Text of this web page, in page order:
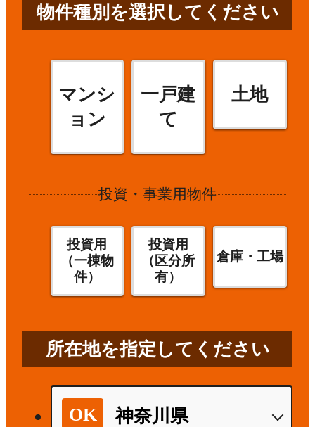
物件種別を選択してください
マンシ
ョン
一戸建
て
土地
投資・事業用物件
投資用
（一棟物
件）
投資用
（区分所
有）
倉庫・工場
所在地を指定してください